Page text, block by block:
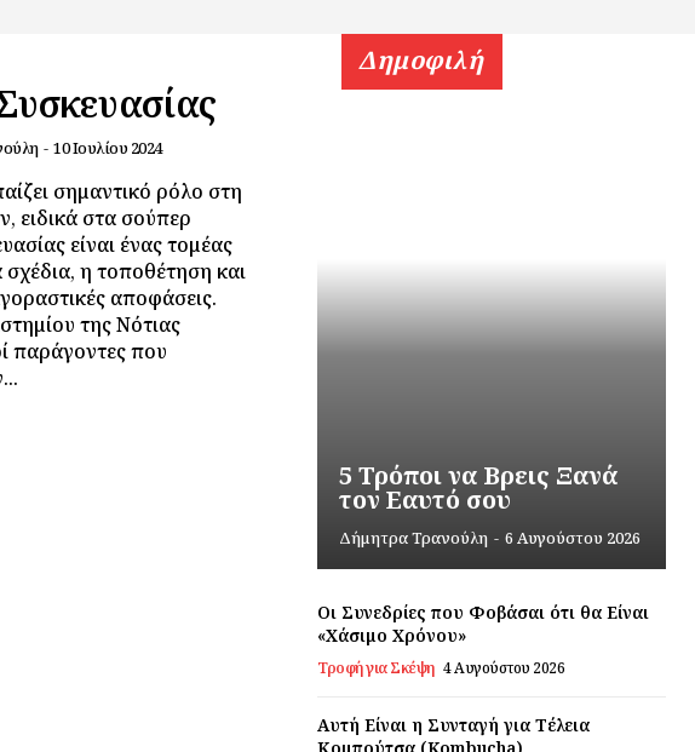
- 10 Ιουλίου 2024
σημαντικό ρόλο στη
ειδικά στα σούπερ
είναι ένας τομέας
η τοποθέτηση και
αποφάσεις.
της Νότιας
παράγοντες που
Δημοφιλή
5 Τρόποι να Βρεις Ξανά
τον Εαυτό σου
Δήμητρα Τρανούλη - 6 Αυγούστου 2026
Οι Συνεδρίες που Φοβάσαι ότι θα Είναι
«Χάσιμο Χρόνου»
Τροφή για Σκέψη 4 Αυγούστου 2026
Αυτή Είναι η Συνταγή για Τέλεια